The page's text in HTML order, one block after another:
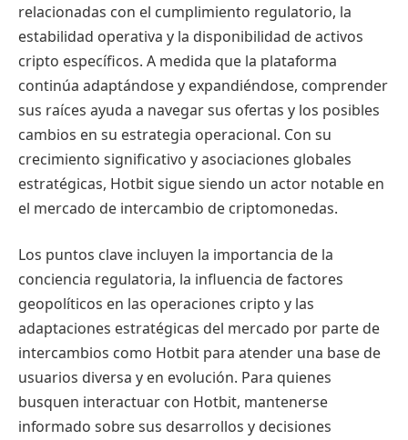
relacionadas con el cumplimiento regulatorio, la
estabilidad operativa y la disponibilidad de activos
cripto específicos. A medida que la plataforma
continúa adaptándose y expandiéndose, comprender
sus raíces ayuda a navegar sus ofertas y los posibles
cambios en su estrategia operacional. Con su
crecimiento significativo y asociaciones globales
estratégicas, Hotbit sigue siendo un actor notable en
el mercado de intercambio de criptomonedas.
Los puntos clave incluyen la importancia de la
conciencia regulatoria, la influencia de factores
geopolíticos en las operaciones cripto y las
adaptaciones estratégicas del mercado por parte de
intercambios como Hotbit para atender una base de
usuarios diversa y en evolución. Para quienes
busquen interactuar con Hotbit, mantenerse
informado sobre sus desarrollos y decisiones